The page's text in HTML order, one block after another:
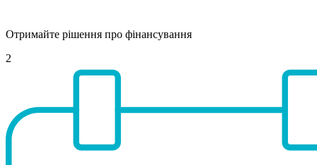
Отримайте рішення про фінансування
2